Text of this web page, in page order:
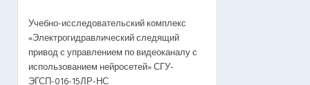
Учебно-исследовательский комплекс
«Электрогидравлический следящий
привод с управлением по видеоканалу с
использованием нейросетей» СГУ-
ЭГСП-016-15ЛР-НС